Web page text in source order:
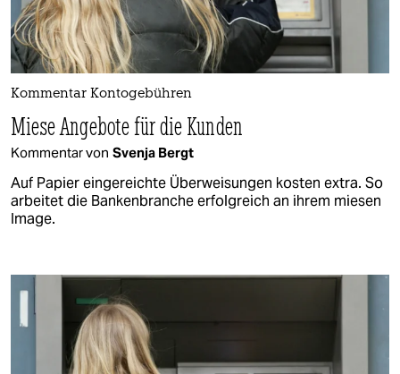
Kommentar Kontogebühren
Miese Angebote für die Kunden
Kommentar von Svenja Bergt
Auf Papier eingereichte Überweisungen kosten extra. So
arbeitet die Bankenbranche erfolgreich an ihrem miesen
Image.